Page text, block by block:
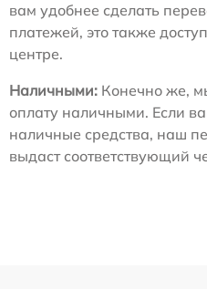
вам удобнее сделать
платежей, это также
центре.
Наличными: Конечно же,
оплату наличными. Если
наличные средства, наш
выдаст соответствующий